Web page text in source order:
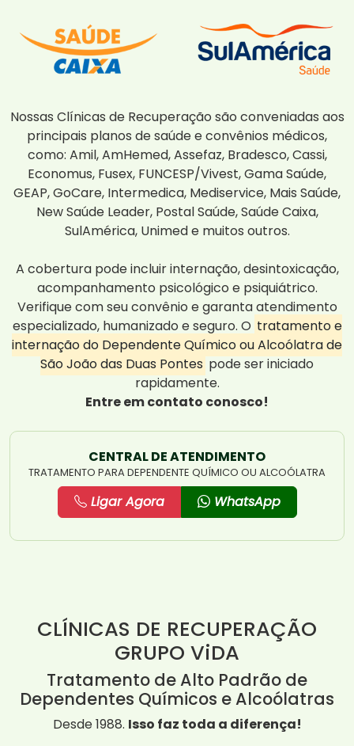
Nossas Clínicas de Recuperação são conveniadas aos
principais planos de saúde e convênios médicos,
como: Amil, AmHemed, Assefaz, Bradesco, Cassi,
Economus, Fusex, FUNCESP/Vivest, Gama Saúde,
GEAP, GoCare, Intermedica, Mediservice, Mais Saúde,
New Saúde Leader, Postal Saúde, Saúde Caixa,
SulAmérica, Unimed e muitos outros.
A cobertura pode incluir internação, desintoxicação,
acompanhamento psicológico e psiquiátrico.
Verifique com seu convênio e garanta atendimento
especializado, humanizado e seguro. O tratamento e
internação do Dependente Químico ou Alcoólatra de
São João das Duas Pontes pode ser iniciado
rapidamente.
Entre em contato conosco!
CENTRAL DE ATENDIMENTO
TRATAMENTO PARA DEPENDENTE QUÍMICO OU ALCOÓLATRA
Ligar Agora WhatsApp
CLÍNICAS DE RECUPERAÇÃO
GRUPO ViDA
Tratamento de Alto Padrão de
Dependentes Químicos e Alcoólatras
Desde 1988. Isso faz toda a diferença!